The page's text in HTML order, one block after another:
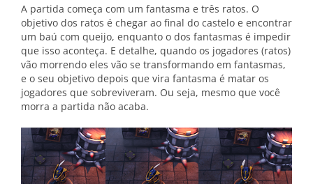
A partida começa com um fantasma e três ratos. O
objetivo dos ratos é chegar ao final do castelo e encontrar
um baú com queijo, enquanto o dos fantasmas é impedir
que isso aconteça. E detalhe, quando os jogadores (ratos)
vão morrendo eles vão se transformando em fantasmas,
e o seu objetivo depois que vira fantasma é matar os
jogadores que sobreviveram. Ou seja, mesmo que você
morra a partida não acaba.